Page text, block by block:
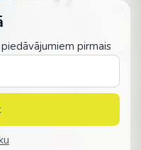
pirmais